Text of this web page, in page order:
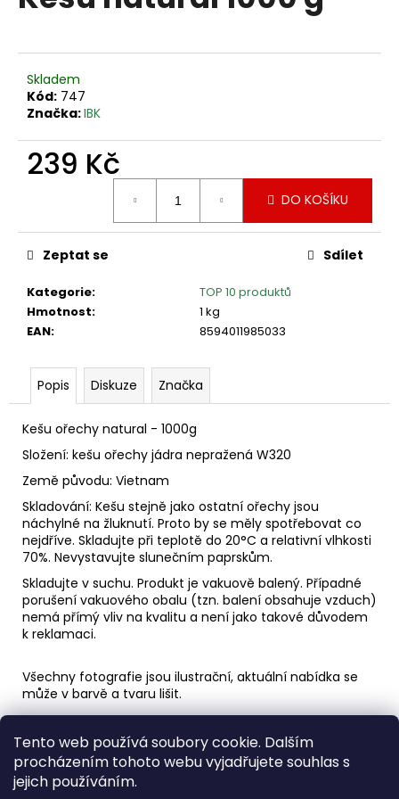
Tento web používá soubory cookie. Dalším
procházením tohoto webu vyjadřujete souhlas s
jejich používáním.
5
hvězdiček.
Skladem
Kód: 747
Značka:IBK
239 Kč
DO KOŠÍKU
Kategorie:
TOP 10 produktů
Hmotnost:
1 kg
EAN: 8594011985033
Zeptat se Sdílet
Popis Diskuze Značka
Kešu ořechy natural - 1000g
Složení: kešu ořechy jádra nepražená W320
Země původu: Vietnam
Skladování: Kešu stejně jako ostatní ořechy jsou
náchylné na žluknutí. Proto by se měly spotřebovat co
nejdříve. Skladujte při teplotě do 20°C a relativní vlhkosti
70%. Nevystavujte slunečním paprskům.
Skladujte v suchu. Produkt je vakuově balený. Případné
porušení vakuového obalu (tzn. balení obsahuje vzduch)
nemá přímý vliv na kvalitu a není jako takové důvodem
k reklamaci.
Všechny fotografie jsou ilustrační, aktuální nabídka se
může v barvě a tvaru lišit.
j
?
HLEDAT
D
o
p
o
č
u
j
e
m
e
p
📃Všeobecné obchodní podmínky 🚚Doprava a platba
📲Kompletní nabídka produktů na FitPlody.cz